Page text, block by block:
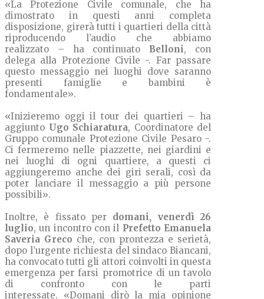
«La Protezione Civile comunale, che ha
dimostrato in questi anni completa
disposizione, girerà tutti i quartieri della città
riproducendo l’audio che abbiamo
realizzato – ha continuato Belloni, con
delega alla Protezione Civile -. Far passare
questo messaggio nei luoghi dove saranno
presenti famiglie e bambini è
fondamentale».
«Inizieremo oggi il tour dei quartieri – ha
aggiunto Ugo Schiaratura, Coordinatore del
Gruppo comunale Protezione Civile Pesaro -.
Ci fermeremo nelle piazzette, nei giardini e
nei luoghi di ogni quartiere, a questi ci
aggiungeremo anche dei giri serali, così da
poter lanciare il messaggio a più persone
possibili».
Inoltre, è fissato per domani, venerdì 26
luglio, un incontro con il Prefetto Emanuela
Saveria Greco che, con prontezza e serietà,
dopo l’urgente richiesta del sindaco Biancani,
ha convocato tutti gli attori coinvolti in questa
emergenza per farsi promotrice di un tavolo
di confronto con le parti
interessate. «Domani dirò la mia opinione